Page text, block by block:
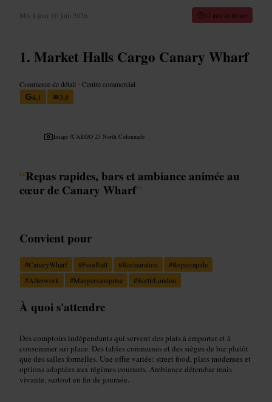
Mis à jour 10 juin 2026 11 min de lecture
Market Halls Cargo Canary Wharf
Commerce de détail •Centre commercial
4,1
3,8
Image /CARGO 25 North Colonnade
“Repas rapides, bars et ambiance animée au
cœur de Canary Wharf”
Convient pour
#CanaryWharf #Foodhall #Restauration #Repasrapide
#Afterwork #Mangersansprise #SortirLondon
À quoi s'attendre
Des comptoirs indépendants qui servent des plats à emporter et à
consommer sur place. Des tables communes et des sièges de bar plutôt
que des salles formelles. Une offre variée: street food, plats modernes et
options adaptées aux régimes courants. Ambiance détendue mais
vivante, surtout en fin de journée.